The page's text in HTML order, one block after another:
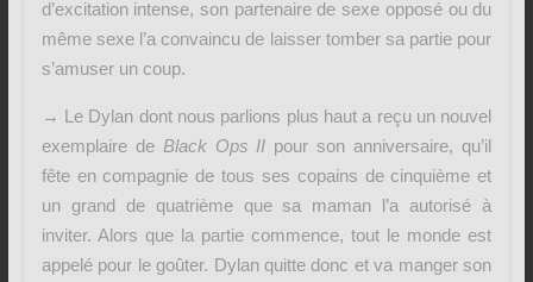
d’excitation intense, son partenaire de sexe opposé ou du
même sexe l’a convaincu de laisser tomber sa partie pour
s’amuser un coup.
→ Le Dylan dont nous parlions plus haut a reçu un nouvel
exemplaire de Black Ops II pour son anniversaire, qu’il
fête en compagnie de tous ses copains de cinquième et
un grand de quatrième que sa maman l’a autorisé à
inviter. Alors que la partie commence, tout le monde est
appelé pour le goûter. Dylan quitte donc et va manger son